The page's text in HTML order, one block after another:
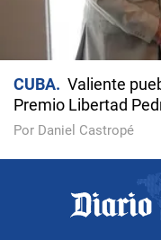
CUBA
Valiente
Premio Libertad
Por Daniel Castropé